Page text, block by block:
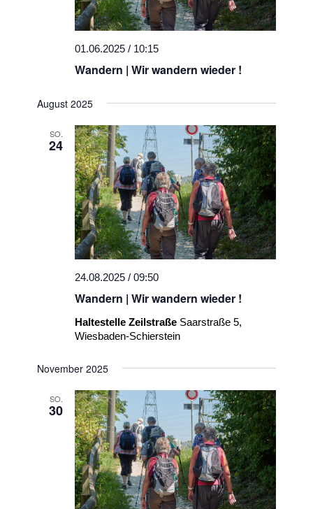
Wandern | Wir wandern wieder !
01.06.2025 / 10:15
August 2025
SO.
24
Wandern | Wir wandern wieder !
24.08.2025 / 09:50
Haltestelle Zeilstraße Saarstraße 5,
Wiesbaden-Schierstein
November 2025
SO.
30